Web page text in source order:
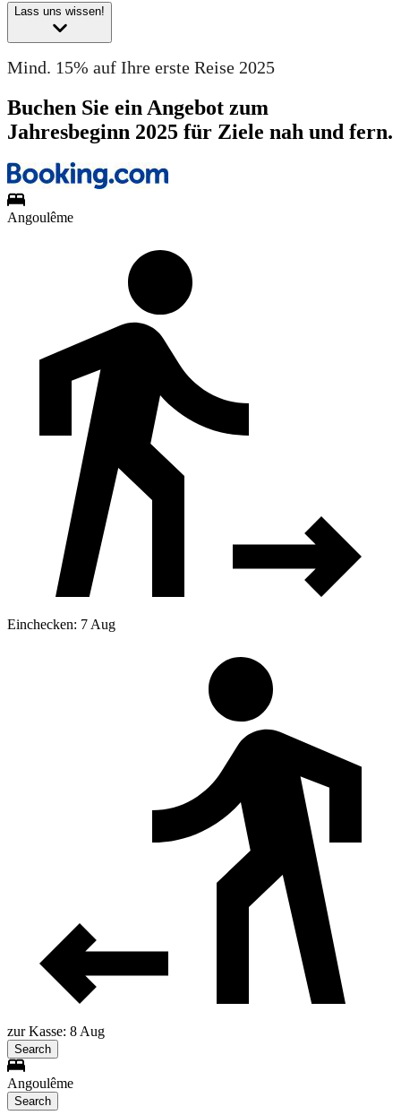
Lass uns wissen!
Mind. 15% auf Ihre erste Reise 2025
Buchen Sie ein Angebot zum
Jahresbeginn 2025 für Ziele nah und fern.
Angoulême
Einchecken: 7 Aug
zur Kasse: 8 Aug
Search
Angoulême
Search